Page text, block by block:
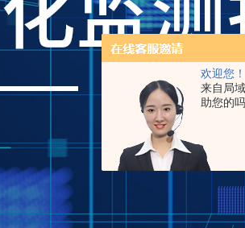
欢迎您！
来自局
助您的